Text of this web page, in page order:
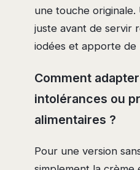
une touche
juste avant de servir
iodées et apporte de
Comment
intolérances ou
alimentaires ?
Pour une version